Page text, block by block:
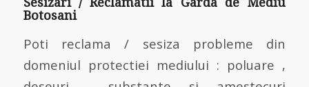
Botosani
Poti reclama / sesiza probleme din
domeniul protectiei mediului : poluare ,